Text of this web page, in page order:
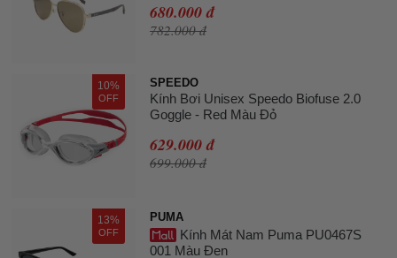
680.000 đ
782.000 đ
10%
OFF
SPEEDO
Kính Bơi Unisex Speedo Biofuse 2.0
Goggle - Red Màu Đỏ
629.000 đ
699.000 đ
13%
OFF
PUMA
Kính Mát Nam Puma PU0467S
001 Màu Đen